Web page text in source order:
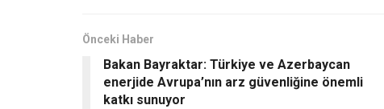
Önceki Haber
Bakan Bayraktar: Türkiye ve Azerbaycan
enerjide Avrupa’nın arz güvenliğine önemli
katkı sunuyor